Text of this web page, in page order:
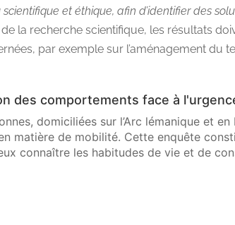
et éthique, afin d’identifier des
la recherche scientifique, les résultats
par exemple sur l’aménagement du
des comportements face à
domiciliées sur l’Arc lémanique et
matière de mobilité. Cette enquête
connaître les habitudes de vie et de